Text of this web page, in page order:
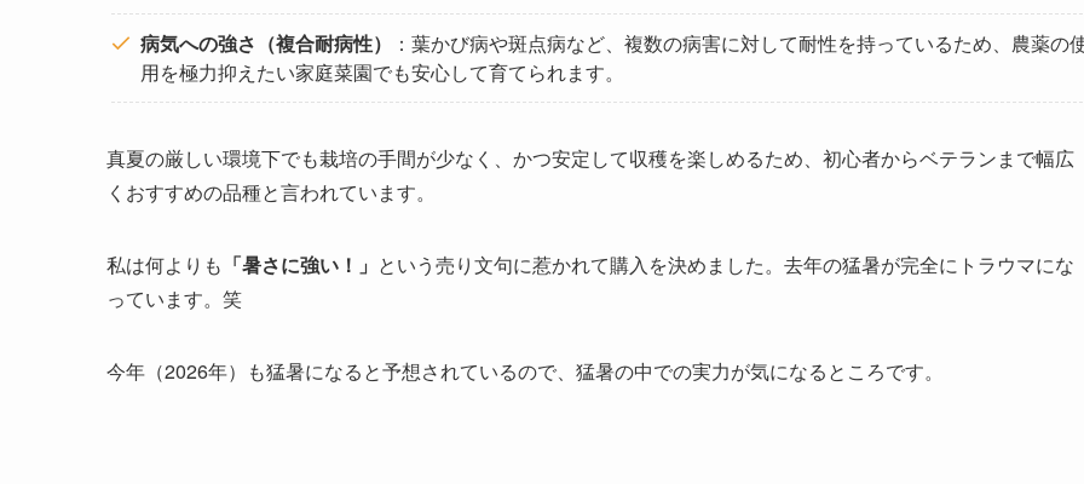
病気への強さ（複合耐病性）
：葉かび病や斑点病など、複数の病害に対して耐性を持っているため、農薬の
用を極力抑えたい家庭菜園でも安心して育てられます。
真夏の厳しい環境下でも栽培の手間が少なく、かつ安定して収穫を楽しめるため、初心者からベテランまで幅広
くおすすめの品種と言われています。
私は何よりも 「暑さに強い！」 という売り文句に惹かれて購入を決めました。去年の猛暑が完全にトラウマにな
っています。笑
今年（2026年）も猛暑になると予想されているので、猛暑の中での実力が気になるところです。